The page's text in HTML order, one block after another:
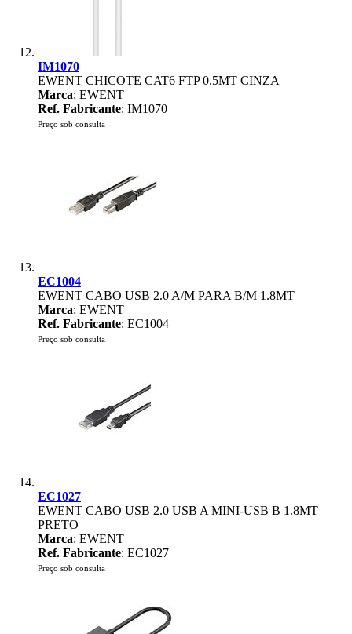
IM1070
EWENT CHICOTE CAT6 FTP 0.5MT CINZA
Marca: EWENT
Ref. Fabricante: IM1070
Preço sob consulta
EC1004
EWENT CABO USB 2.0 A/M PARA B/M 1.8MT
Marca: EWENT
Ref. Fabricante: EC1004
Preço sob consulta
EC1027
EWENT CABO USB 2.0 USB A MINI-USB B 1.8MT
PRETO
Marca: EWENT
Ref. Fabricante: EC1027
Preço sob consulta